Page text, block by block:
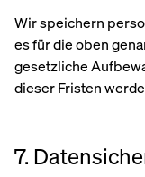
Wir speichern
es für die oben
gesetzliche
dieser Fristen
7.